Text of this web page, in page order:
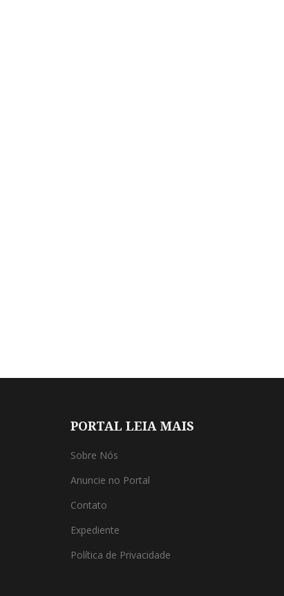
PORTAL LEIA MAIS
Sobre Nós
Anuncie no Portal
Contato
Expediente
Política de Privacidade